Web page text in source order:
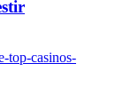
top-casinos-